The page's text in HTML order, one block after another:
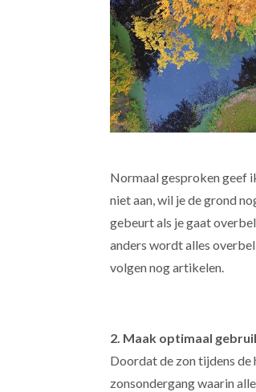
Normaal gesproken geef
niet aan, wil je de grond
gebeurt als je gaat
anders wordt alles
volgen nog artikelen.
2. Maak optimaal
Doordat de zon tijdens de
zonsondergang waarin